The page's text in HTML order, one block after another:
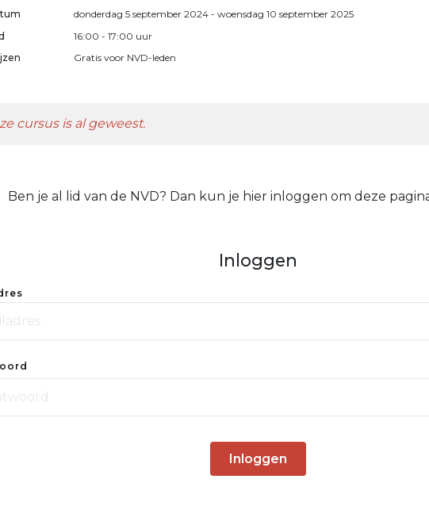
donderdag 5 september 2024 - woensdag 10 september 2025
16:00 - 17:00 uur
Gratis voor NVD-leden
cursus is al geweest.
Ben je al lid van de NVD? Dan kun je hier inloggen om deze
Inloggen
Inloggen